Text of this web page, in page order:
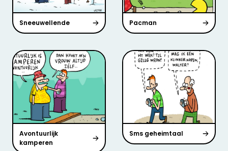
Sneeuwellende Pacman
Avontuurlijk
kamperen
Sms geheimtaal